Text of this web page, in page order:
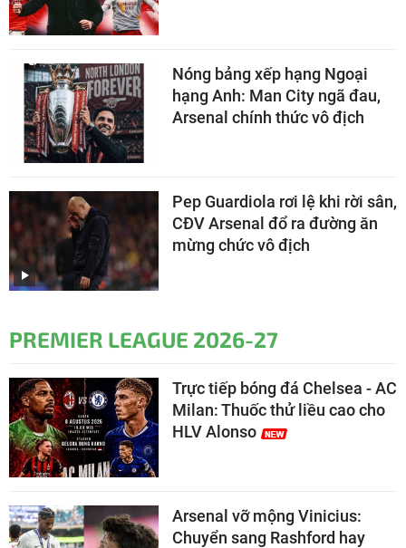
Nóng bảng xếp hạng Ngoại
hạng Anh: Man City ngã đau,
Arsenal chính thức vô địch
Pep Guardiola rơi lệ khi rời sân,
CĐV Arsenal đổ ra đường ăn
mừng chức vô địch
PREMIER LEAGUE 2026-27
Trực tiếp bóng đá Chelsea - AC
Milan: Thuốc thử liều cao cho
HLV Alonso
Arsenal vỡ mộng Vinicius:
Chuyển sang Rashford hay